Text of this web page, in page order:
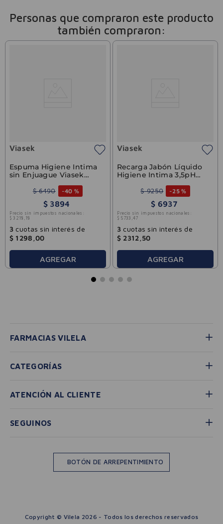
Personas que compraron este producto
también compraron:
Viasek
Espuma Higiene Intima
sin Enjuague Viasek
$ 6490 -40 %
$ 3894
Precio sin impuestos nacionales:
$ 3218 18
3cuotas sin interés de
$ 1298 00
AGREGAR
Viasek
Recarga Jabón Líquido
Higiene Intima 3,5pH
$ 9250 -25 %
$ 6937
Precio sin impuestos nacionales:
$ 5733 47
3cuotas sin interés de
$ 2312 50
AGREGAR
FARMACIAS VILELA
CATEGORÍAS
ATENCIÓN AL CLIENTE
SEGUINOS
BOTÓN DE ARREPENTIMIENTO
Copyright © Vilela 2026 - Todos los derechos reservados